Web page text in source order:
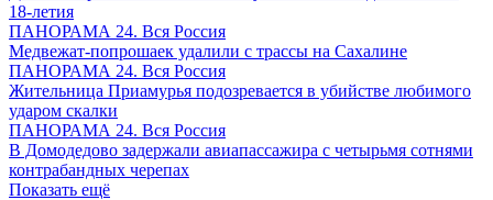
18-летия
ПАНОРАМА 24. Вся Россия
Медвежат-попрошаек удалили с трассы на Сахалине
ПАНОРАМА 24. Вся Россия
Жительница Приамурья подозревается в убийстве любимого
ударом скалки
ПАНОРАМА 24. Вся Россия
В Домодедово задержали авиапассажира с четырьмя сотнями
контрабандных черепах
Показать ещё